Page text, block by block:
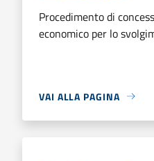
Procedimento di
economico per lo
VAI ALLA PAGINA